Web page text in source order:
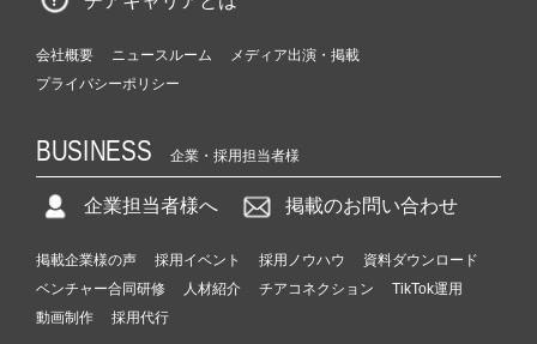
く
イ
ト
チ
リ
会社概要 ニュースルーム
メディア出演・掲載
プライバシーポリシー
BUSINESS 企業・採用担当者様
企業担当者様へ 掲載のお問い合わせ
掲載企業様の声 採用イベント 採用ノウハウ
資料ダウンロード
ベンチャー合同研修
人材紹介 チアコネクション
TikTok運用
動画制作
採用代行